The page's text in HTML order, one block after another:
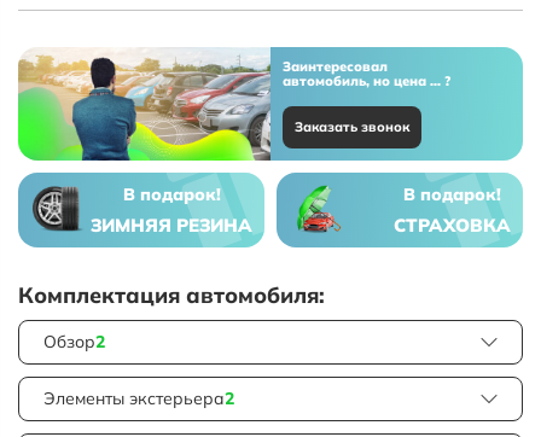
Заинтересовал
автомобиль, но цена ... ?
Заказать звонок
В подарок!
ЗИМНЯЯ РЕЗИНА
В подарок!
СТРАХОВКА
Комплектация автомобиля:
Обзор2
Элементы экстерьера2